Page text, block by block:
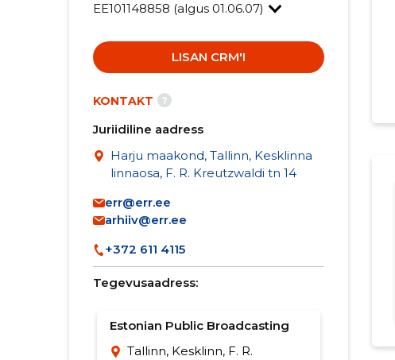
EE101148858 (algus 01.06.07)
LISAN CRM'I
KONTAKT ?
Juriidiline aadress
Harju maakond, Tallinn, Kesklinna
linnaosa, F. R. Kreutzwaldi tn 14
err@err.ee
arhiiv@err.ee
+372 611 4115
Tegevusaadress:
Estonian Public Broadcasting
Tallinn, Kesklinn, F. R.